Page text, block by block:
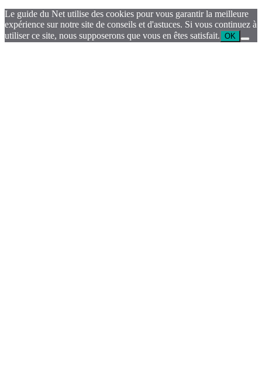
Le guide du Net utilise des cookies pour vous garantir la meilleure
expérience sur notre site de conseils et d'astuces. Si vous continuez à
utiliser ce site, nous supposerons que vous en êtes satisfait. OK